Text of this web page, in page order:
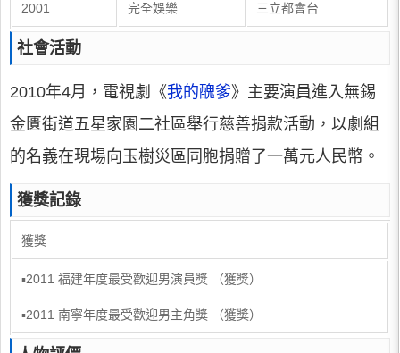
2001 完全娛樂 三立都會台
社會活動
2010年4月，電視劇《我的醜爹》主要演員進入無錫
金匱街道五星家園二社區舉行慈善捐款活動，以劇組
的名義在現場向玉樹災區同胞捐贈了一萬元人民幣。
獲獎記錄
獲獎
▪2011 福建年度最受歡迎男演員獎 （獲獎）
▪2011 南寧年度最受歡迎男主角獎 （獲獎）